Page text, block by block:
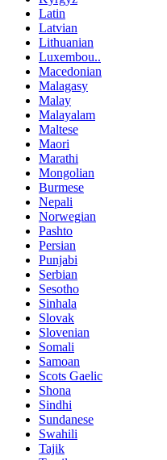
Latin
Latvian
Lithuanian
Luxembou..
Macedonian
Malagasy
Malay
Malayalam
Maltese
Maori
Marathi
Mongolian
Burmese
Nepali
Norwegian
Pashto
Persian
Punjabi
Serbian
Sesotho
Sinhala
Slovak
Slovenian
Somali
Samoan
Scots Gaelic
Shona
Sindhi
Sundanese
Swahili
Tajik